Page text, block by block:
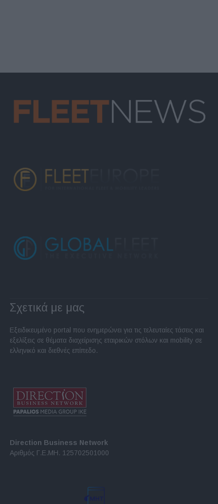
Σχετικά με μας
Εξειδικευμένο portal που ενημερώνει για τις τελευταίες τάσεις και
εξελίξεις σε θέματα διαχείρισης εταιρικών στόλων και mobility σε
ελληνικό και διεθνές επίπεδο.
Direction Business Network
Αριθμός Γ.Ε.ΜΗ. 125702501000